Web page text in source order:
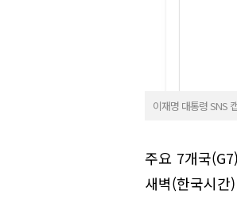
이재명 대통령 SNS
주요 7개국
새벽(한국시간